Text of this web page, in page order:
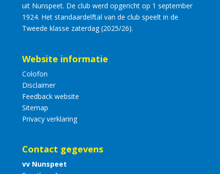
uit Nunspeet. De club werd opgericht op 1 september
1924. Het standaardelftal van de club speelt in de
Tweede klasse zaterdag (2025/26).
Website informatie
Colofon
Disclaimer
Feedback website
Sitemap
Privacy verklaring
Contact gegevens
vv Nunspeet